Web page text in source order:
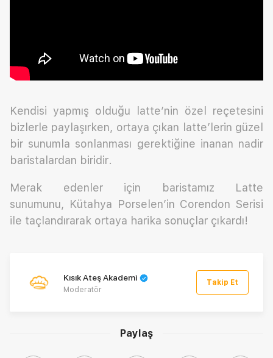
Paylaş
Kendisi yapmış olduğu latte’nin özel reçetesini
bizlerle paylaşırken, ortaya çıkan latte’lerin güzel
bir sunumla sonlanması gerektiğine inanan nadir
baristalardan biridir.
Merak edenler için baristamız Latte
sunumunu, Kütahya Porselen’in Corendon Serisi
ile taçlandırarak ortaya harika sonuçlar çıkardı!
Kısık Ateş Akademi
Moderatör
Takip Et